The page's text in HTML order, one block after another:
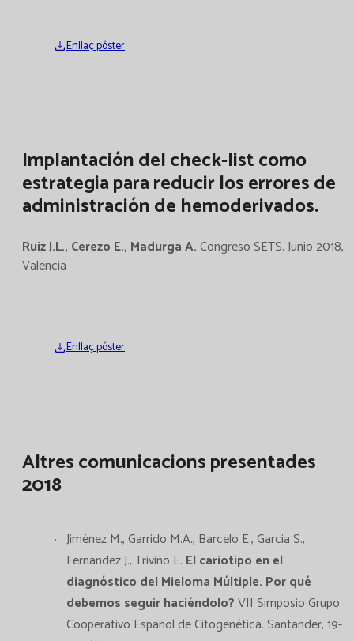
Enllaç póster
Implantación del check-list como
estrategia para reducir los errores de
administración de hemoderivados.
Ruiz J.L., Cerezo E., Madurga A.Congreso SETS. Junio 2018,
Valencia
Enllaç póster
Altres comunicacions presentades
2018
Jiménez M., Garrido M.A., Barceló E., Garcia S.,
Fernandez J., Triviño E. El cariotipo en el
diagnóstico del Mieloma Múltiple. Por qué
debemos seguir haciéndolo?VII Simposio Grupo
Cooperativo Español de Citogenética. Santander, 19-